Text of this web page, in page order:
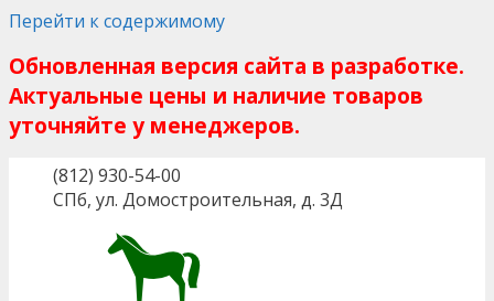
Перейти к содержимому
Обновленная версия сайта в разработке.
Актуальные цены и наличие товаров
уточняйте у менеджеров.
(812) 930-54-00
СПб, ул. Домостроительная, д. 3Д